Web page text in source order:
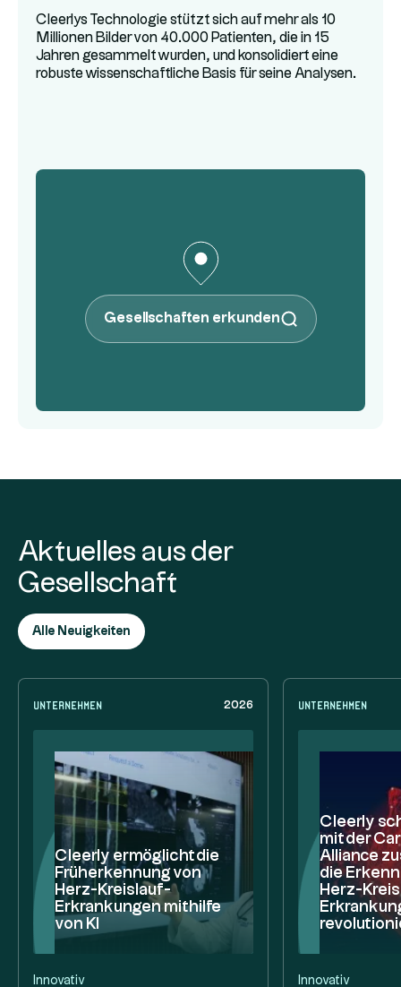
Cleerlys Technologie stützt sich auf mehr als 10
Millionen Bilder von 40.000 Patienten, die in 15
Jahren gesammelt wurden, und konsolidiert eine
robuste wissenschaftliche Basis für seine Analysen.
Gesellschaften erkunden
Aktuelles aus der
Gesellschaft
Alle Neuigkeiten
Unternehmen 2026
Cleerly ermöglicht die
Früherkennung von
Herz-Kreislauf-
Erkrankungen mithilfe
von KI
Innovativ
Unternehmen
Cleerly
mit der
Alliance
die
Herz-
Innovativ